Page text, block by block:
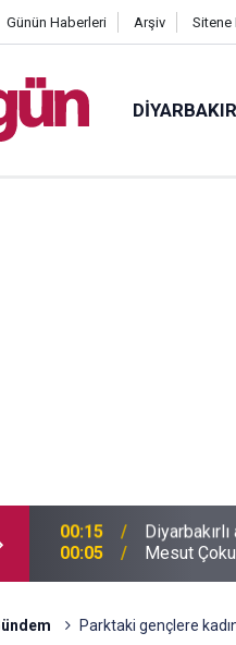
Günün Haberleri Arşiv Sitene
DIYARBAKIR
00:05 Mesut
Parktaki gençlere